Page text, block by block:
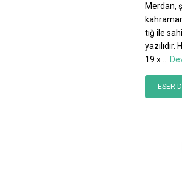
Merdan,
tığ ile
yazılıdır.
19 x
ESER